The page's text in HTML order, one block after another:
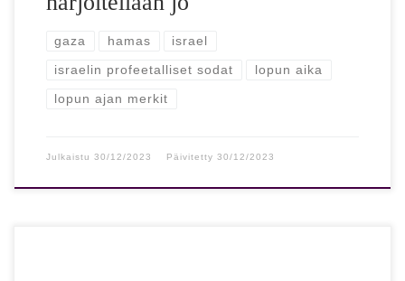
gaza hamas israel
israelin profeetalliset sodat lopun aika
lopun ajan merkit
Julkaistu 30/12/2023 Päivitetty 30/12/2023